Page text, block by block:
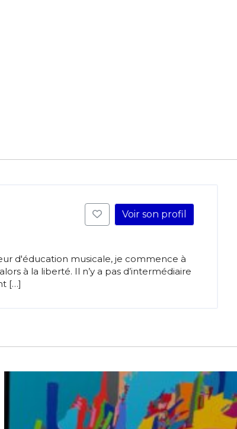
Voir son profil
d'éducation musicale, je commence à
à la liberté. Il n’y a pas d’intermédiaire
[…]